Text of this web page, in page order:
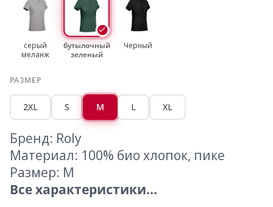
серый
меланж
бутылочный
зеленый
Черный
РАЗМЕР
2XL S M L XL
Бренд: Roly
Материал: 100% био хлопок, пике
Размер: M
Все характеристики...